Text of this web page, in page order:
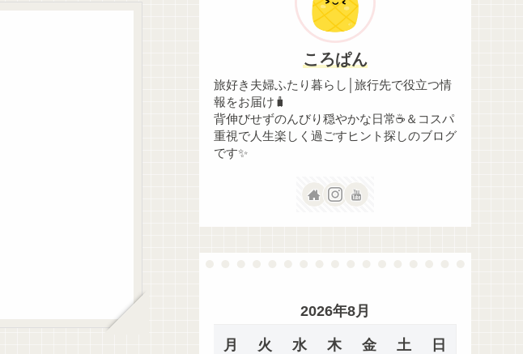
ころぱん
旅好き夫婦ふたり暮らし│旅行先で役立つ情
報をお届け🧳
背伸びせずのんびり穏やかな日常☕＆コスパ
重視で人生楽しく過ごすヒント探しのブログ
です✨
2026年8月
月 火 水 木 金 土 日